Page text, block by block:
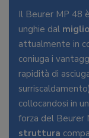
Il Beurer MP 48
unghie dal
attualmente in
coniuga i
rapidità di
collocandosi in
forza del Beurer
struttura